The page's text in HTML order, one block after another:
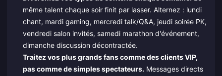
même talent chaque soir finit par lasser. Alternez : lundi
chant, mardi gaming, mercredi talk/Q&A, jeudi soirée PK,
vendredi salon invités, samedi marathon d'événement,
dimanche discussion décontractée.
Traitez vos plus grands fans comme des clients VIP,
pas comme de simples spectateurs. Messages directs